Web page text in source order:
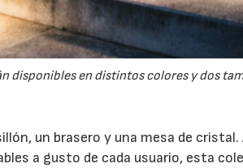
disponibles en distintos colores y dos
un brasero y una mesa de
a gusto de cada usuario, esta